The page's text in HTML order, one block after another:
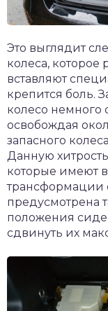
Это выглядит
колеса,
вставляют
крепится боль.
колесо немного
освобождая
запасного
Данную
которые имеют
трансформации
предусмотрена
положения
сдвинуть их